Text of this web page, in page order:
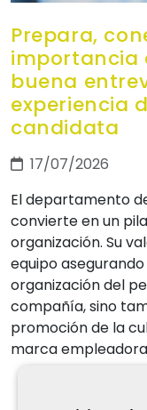
Prepara,
importancia
buena
experiencia
candidata
17/07/2026
El departamento
convierte en un
organización. Su
equipo
organización del
compañía, sino
promoción de la
marca